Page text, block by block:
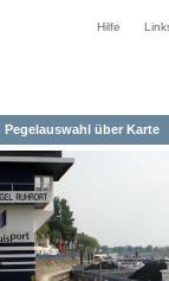
Hilfe
Pegelauswahl über Karte